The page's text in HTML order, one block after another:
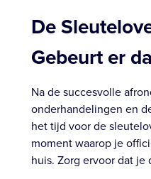
De
Gebeurt er
Na de succesvolle
onderhandelingen en
het tijd voor de
moment waarop je
huis. Zorg ervoor dat